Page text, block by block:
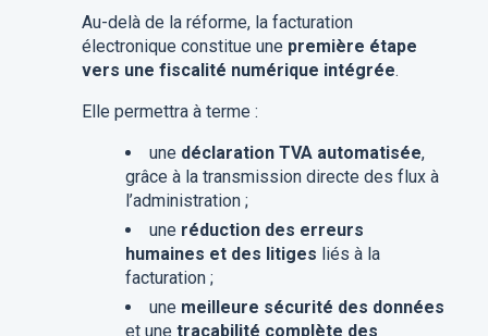
Au-delà de la réforme, la facturation
électronique constitue une première étape
vers une fiscalité numérique intégrée.
Elle permettra à terme :
une déclaration TVA automatisée,
grâce à la transmission directe des flux à
l’administration ;
une réduction des erreurs
humaines et des litiges liés à la
facturation ;
une meilleure sécurité des données
et une traçabilité complète des